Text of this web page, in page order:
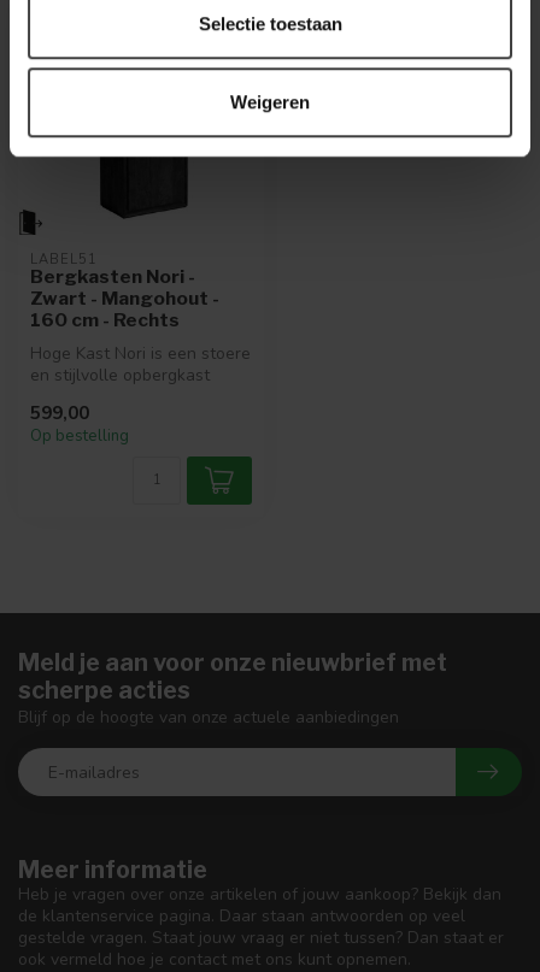
Selectie toestaan
Weigeren
LABEL51
Bergkasten Nori -
Zwart - Mangohout -
160 cm - Rechts
Hoge Kast Nori is een stoere
en stijlvolle opbergkast
599,00
Op bestelling
Meer informatie
Heb je vragen over onze artikelen of jouw aankoop? Bekijk dan
de klantenservice pagina. Daar staan antwoorden op veel
gestelde vragen. Staat jouw vraag er niet tussen? Dan staat er
ook vermeld hoe je contact met ons kunt opnemen.
Meld je aan voor onze nieuwbrief met
scherpe acties
Blijf op de hoogte van onze actuele aanbiedingen